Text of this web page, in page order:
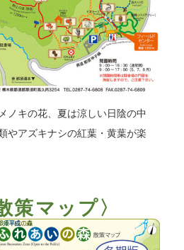
ノキの花、夏は涼しい日陰の中
やアズキナシの紅葉・黄葉が楽
策マップ〉